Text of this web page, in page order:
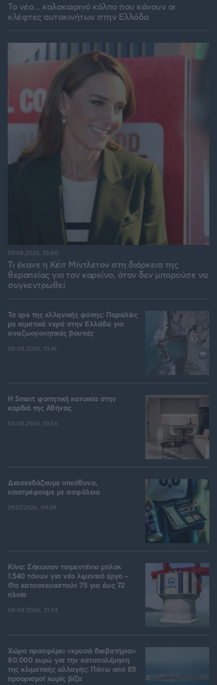
Το νέο... καλοκαιρινό κόλπο που κάνουν οι
κλέφτες αυτοκινήτων στην Ελλάδα
Τι έκανε η Κέιτ Μίντλετον στη διάρκεια της
θεραπείας για τον καρκίνο, όταν δεν μπορούσε να
συγκεντρωθεί
09.08.2026, 10:00
Τα spa της ελληνικής φύσης: Παραλίες
με ιαματικά νερά στην Ελλάδα για
αναζωογονητικές βουτιές
08.08.2026, 13:41
Η Smart φοιτητική κατοικία στην
καρδιά της Αθήνας
03.08.2026, 10:56
Διασκεδάζουμε υπεύθυνα,
επιστρέφουμε με ασφάλεια
29.07.2026, 09:39
Κίνα: Σήκωσαν τσιμεντένιο μπλοκ
1.540 τόνων για νέο λιμενικό έργο –
Θα κατασκευαστούν 75 για έως 72
πλοία
08.08.2026, 21:24
Χώρα προσφέρει «χρυσά διαβατήρια»
80.000 ευρώ για την καταπολέμηση
της κλιματικής αλλαγής: Πάνω από 85
προορισμοί χωρίς βίζα